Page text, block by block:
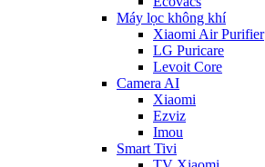
Máy lọc không khí
Xiaomi Air Purifier
LG Puricare
Levoit Core
Camera AI
Xiaomi
Ezviz
Imou
Smart Tivi